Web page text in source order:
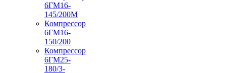
6ГМ16-
145/200М
Компрессор
6ГМ16-
150/200
Компрессор
6ГМ25-
180/3-